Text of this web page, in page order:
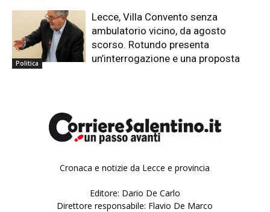
Politica
Lecce, Villa Convento senza
ambulatorio vicino, da agosto
scorso. Rotundo presenta
un’interrogazione e una proposta
Cronaca e notizie da Lecce e provincia
Editore: Dario De Carlo
Direttore responsabile: Flavio De Marco